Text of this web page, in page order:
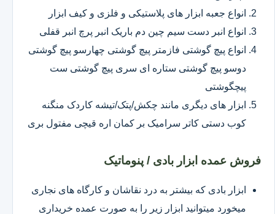
انواع جعبه ابزار های پلاستیکی و فلزی و کیف ابزار
انواع انبر دست سیم چین دم باریک انبر پرچ انبر قفلی
انواع پیچ گوشتی فازمتر پیچ گوشتی چهارسو پیچ گوشتی
دوسو پیچ گوشتی ستاره ای سری پیچ گوشتی ست
پیچگوشتی
ابزار های دیگری مانند چکش/پتک/تیشه کاردک منگنه
کوب دستی کاتر سرامیک بر کمان اره قیچی مفتول بری
فروش عمده ابزار بادی / پنوماتیک
ابزار بادی که بیشتر به درد نقاشان و کارگاه های نجاری
میخورد میتوانید ابزار زیر را به صورت عمده خریداری